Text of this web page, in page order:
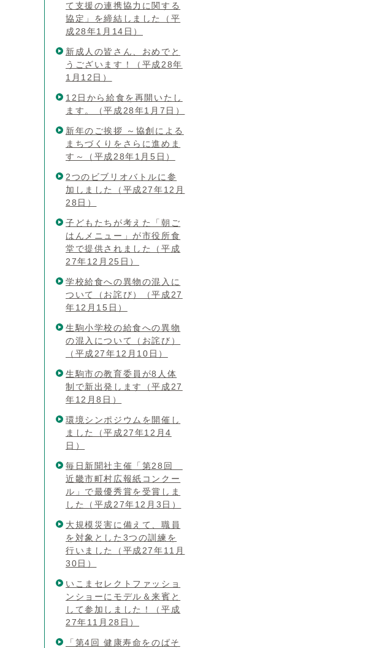
て支援の連携協力に関する
協定」を締結しました（平
成28年1月14日）
新成人の皆さん、おめでと
うございます！（平成28年
1月12日）
12日から給食を再開いたし
ます。（平成28年1月7日）
新年のご挨拶 ～協創による
まちづくりをさらに進めま
す～（平成28年1月5日）
2つのビブリオバトルに参
加しました（平成27年12月
28日）
子どもたちが考えた「朝ご
はんメニュー」が市役所食
堂で提供されました（平成
27年12月25日）
学校給食への異物の混入に
ついて（お詫び）（平成27
年12月15日）
生駒小学校の給食への異物
の混入について（お詫び）
（平成27年12月10日）
生駒市の教育委員が8人体
制で新出発します（平成27
年12月8日）
環境シンポジウムを開催し
ました（平成27年12月4
日）
毎日新聞社主催「第28回
近畿市町村広報紙コンクー
ル」で最優秀賞を受賞しま
した（平成27年12月3日）
大規模災害に備えて、職員
を対象とした3つの訓練を
行いました（平成27年11月
30日）
いこまセレクトファッショ
ンショーにモデル＆来賓と
して参加しました！（平成
27年11月28日）
「第4回 健康寿命をのばそ